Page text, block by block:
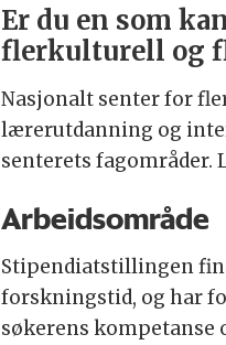
Er du en som
flerkulturell og
Nasjonalt senter for
lærerutdanning og
senterets fagområder.
Arbeidsområde
Stipendiatstillingen
forskningstid, og har
søkerens kompetanse